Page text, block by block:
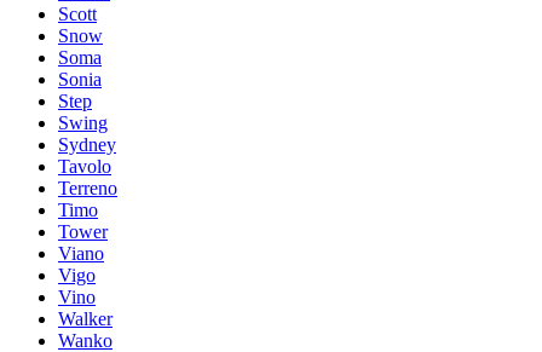
Scott
Snow
Soma
Sonia
Step
Swing
Sydney
Tavolo
Terreno
Timo
Tower
Viano
Vigo
Vino
Walker
Wanko